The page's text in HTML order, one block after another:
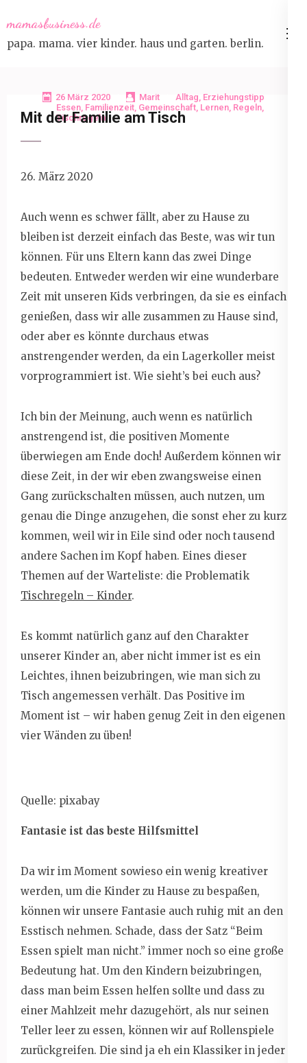
to
content
mamasbusiness.de
papa. mama. vier kinder. haus und garten. berlin.
26 März 2020 Marit Alltag, Erziehungstipp
Essen, Familienzeit, Gemeinschaft, Lernen, Regeln,
Tischregeln
Mit der Familie am Tisch
26. März 2020
Auch wenn es schwer fällt, aber zu Hause zu
bleiben ist derzeit einfach das Beste, was wir tun
können. Für uns Eltern kann das zwei Dinge
bedeuten. Entweder werden wir eine wunderbare
Zeit mit unseren Kids verbringen, da sie es einfach
genießen, dass wir alle zusammen zu Hause sind,
oder aber es könnte durchaus etwas
anstrengender werden, da ein Lagerkoller meist
vorprogrammiert ist. Wie sieht’s bei euch aus?
Ich bin der Meinung, auch wenn es natürlich
anstrengend ist, die positiven Momente
überwiegen am Ende doch! Außerdem können wir
diese Zeit, in der wir eben zwangsweise einen
Gang zurückschalten müssen, auch nutzen, um
genau die Dinge anzugehen, die sonst eher zu kurz
kommen, weil wir in Eile sind oder noch tausend
andere Sachen im Kopf haben. Eines dieser
Themen auf der Warteliste: die Problematik
Tischregeln – Kinder.
Es kommt natürlich ganz auf den Charakter
unserer Kinder an, aber nicht immer ist es ein
Leichtes, ihnen beizubringen, wie man sich zu
Tisch angemessen verhält. Das Positive im
Moment ist – wir haben genug Zeit in den eigenen
vier Wänden zu üben!
Quelle: pixabay
Fantasie ist das beste Hilfsmittel
Da wir im Moment sowieso ein wenig kreativer
werden, um die Kinder zu Hause zu bespaßen,
können wir unsere Fantasie auch ruhig mit an den
Esstisch nehmen. Schade, dass der Satz “Beim
Essen spielt man nicht.” immer noch so eine große
Bedeutung hat. Um den Kindern beizubringen,
dass man beim Essen helfen sollte und dass zu
einer Mahlzeit mehr dazugehört, als nur seinen
Teller leer zu essen, können wir auf Rollenspiele
zurückgreifen. Die sind ja eh ein Klassiker in jeder